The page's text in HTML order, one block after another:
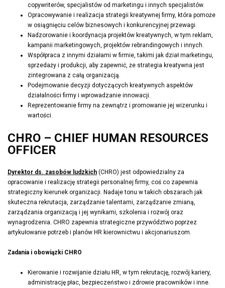
copywriterów, specjalistów od marketingu i innych specjalistów.
Opracowywanie i realizacja strategii kreatywnej firmy, która pomoże
w osiągnięciu celów biznesowych i konkurencyjnej przewagi.
Nadzorowanie i koordynacja projektów kreatywnych, w tym reklam,
kampanii marketingowych, projektów rebrandingowych i innych.
Współpraca z innymi działami w firmie, takimi jak dział marketingu,
sprzedaży i produkcji, aby zapewnić, że strategia kreatywna jest
zintegrowana z całą organizacją.
Podejmowanie decyzji dotyczących kreatywnych aspektów
działalności firmy i wprowadzanie innowacji.
Reprezentowanie firmy na zewnątrz i promowanie jej wizerunku i
wartości.
CHRO – CHIEF HUMAN RESOURCES
OFFICER
Dyrektor ds. zasobów ludzkich (CHRO) jest odpowiedzialny za
opracowanie i realizację strategii personalnej firmy, coś co zapewnia
strategiczny kierunek organizacji. Nadaje tonu w takich obszarach jak
skuteczna rekrutacja, zarządzanie talentami, zarządzanie zmianą,
zarządzania organizacją i jej wynikami, szkolenia i rozwój oraz
wynagrodzenia. CHRO zapewnia strategiczne przywództwo poprzez
artykułowanie potrzeb i planów HR kierownictwu i akcjonariuszom.
Zadania i obowiązki CHRO
Kierowanie i rozwijanie działu HR, w tym rekrutację, rozwój kariery,
administrację płac, bezpieczeństwo i zdrowie pracowników i inne.